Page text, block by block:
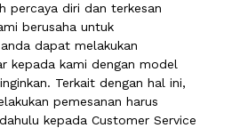
percaya diri dan terkesan
berusaha untuk
dapat melakukan
kepada kami dengan model
Terkait dengan hal ini,
pemesanan harus
kepada Customer Service